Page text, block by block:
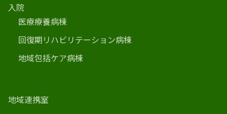
入院
医療療養病棟
回復期リハビリテーション病棟
地域包括ケア病棟
地域連携室